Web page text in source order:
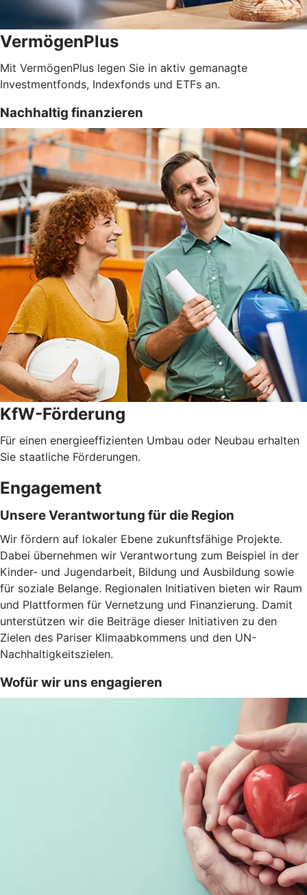
VermögenPlus
Mit VermögenPlus legen Sie in aktiv gemanagte
Investmentfonds, Indexfonds und ETFs an.
Nachhaltig finanzieren
KfW-Förderung
Für einen energieeffizienten Umbau oder Neubau erhalten
Sie staatliche Förderungen.
Engagement
Unsere Verantwortung für die Region
Wir fördern auf lokaler Ebene zukunftsfähige Projekte.
Dabei übernehmen wir Verantwortung zum Beispiel in der
Kinder- und Jugendarbeit, Bildung und Ausbildung sowie
für soziale Belange. Regionalen Initiativen bieten wir Raum
und Plattformen für Vernetzung und Finanzierung. Damit
unterstützen wir die Beiträge dieser Initiativen zu den
Zielen des Pariser Klimaabkommens und den UN-
Nachhaltigkeitszielen.
Wofür wir uns engagieren